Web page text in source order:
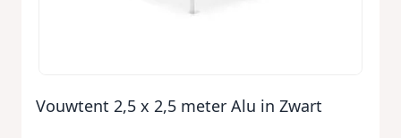
Vouwtent 2,5 x 2,5 meter Alu in Zwart